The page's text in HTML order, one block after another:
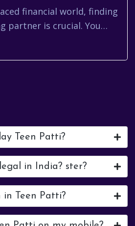
financial world, finding
partner is crucial. You
your needs,
Teen Patti?
in India? ster?
in Teen Patti?